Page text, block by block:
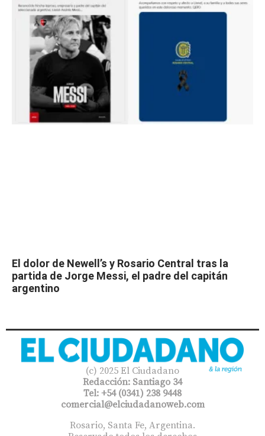
El dolor de Newell’s y Rosario Central tras la
partida de Jorge Messi, el padre del capitán
argentino
(c) 2025 El Ciudadano
Redacción: Santiago 34
Tel: +54 (0341) 238 9448
comercial@elciudadanoweb.com​
Rosario, Santa Fe, Argentina.